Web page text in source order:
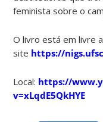
feminista sobre o
O livro está em livre
site https://
Local: https://
v=xLqdE5QkHYE